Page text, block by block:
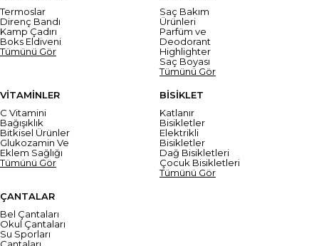
Termoslar
Direnç Bandı
Kamp Çadırı
Boks Eldiveni
Tümünü Gör
Saç Bakım
Ürünleri
Parfüm ve
Deodorant
Highlighter
Saç Boyası
Tümünü Gör
VİTAMİNLER
C Vitamini
Bağışıklık
Bitkisel Ürünler
Glukozamin Ve
Eklem Sağlığı
Tümünü Gör
BİSİKLET
Katlanır
Bisikletler
Elektrikli
Bisikletler
Dağ Bisikletleri
Çocuk Bisikletleri
Tümünü Gör
ÇANTALAR
Bel Çantaları
Okul Çantaları
Su Sporları